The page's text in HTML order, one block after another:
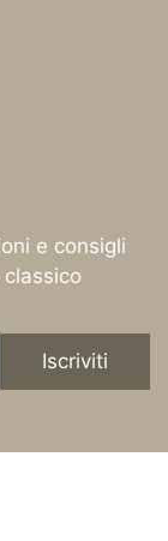
e consigli